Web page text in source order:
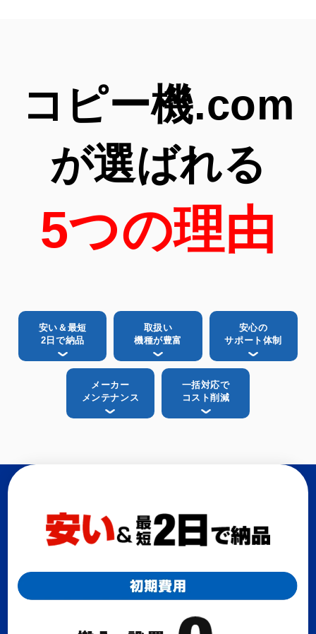
コピー機.com
が選ばれる
5つの理由
安い＆最短
2日で納品
取扱い
機種が豊富
安心の
サポート体制
メーカー
メンテナンス
一括対応で
コスト削減